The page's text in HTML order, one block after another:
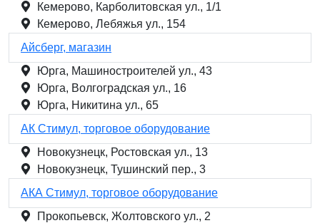
Кемерово, Карболитовская ул., 1/1
Кемерово, Лебяжья ул., 154
Айсберг, магазин
Юрга, Машиностроителей ул., 43
Юрга, Волгоградская ул., 16
Юрга, Никитина ул., 65
АК Стимул, торговое оборудование
Новокузнецк, Ростовская ул., 13
Новокузнецк, Тушинский пер., 3
АКА Стимул, торговое оборудование
Прокопьевск, Жолтовского ул., 2